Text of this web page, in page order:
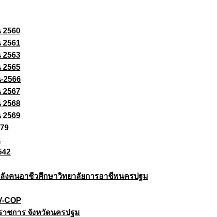
2560
2561
2563
2565
2566
2567
2568
2569
งคนอาชีวศึกษาวิทยาลัยการอาชีพนครปฐม
COP
าชการ จังหวัดนครปฐม